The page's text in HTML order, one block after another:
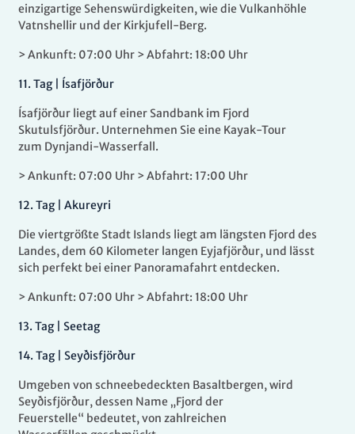
einzigartige Sehenswürdigkeiten, wie die Vulkanhöhle
Vatnshellir und der Kirkjufell-Berg.
> Ankunft: 07:00 Uhr > Abfahrt: 18:00 Uhr
11. Tag | Ísafjörður
Ísafjörður liegt auf einer Sandbank im Fjord
Skutulsfjörður. Unternehmen Sie eine Kayak-Tour
zum Dynjandi-Wasserfall.
> Ankunft: 07:00 Uhr > Abfahrt: 17:00 Uhr
12. Tag | Akureyri
Die viertgrößte Stadt Islands liegt am längsten Fjord des
Landes, dem 60 Kilometer langen Eyjafjörður, und lässt
sich perfekt bei einer Panoramafahrt entdecken.
> Ankunft: 07:00 Uhr > Abfahrt: 18:00 Uhr
13. Tag | Seetag
14. Tag | Seyðisfjörður
Umgeben von schneebedeckten Basaltbergen, wird
Seyðisfjörður, dessen Name „Fjord der
Feuerstelle“ bedeutet, von zahlreichen